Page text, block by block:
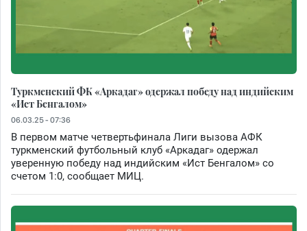
Туркменский ФК «Аркадаг» одержал победу над индийским
«Ист Бенгалом»
06.03.25 - 07:36
В первом матче четвертьфинала Лиги вызова АФК
туркменский футбольный клуб «Аркадаг» одержал
уверенную победу над индийским «Ист Бенгалом» со
счетом 1:0, сообщает МИЦ.